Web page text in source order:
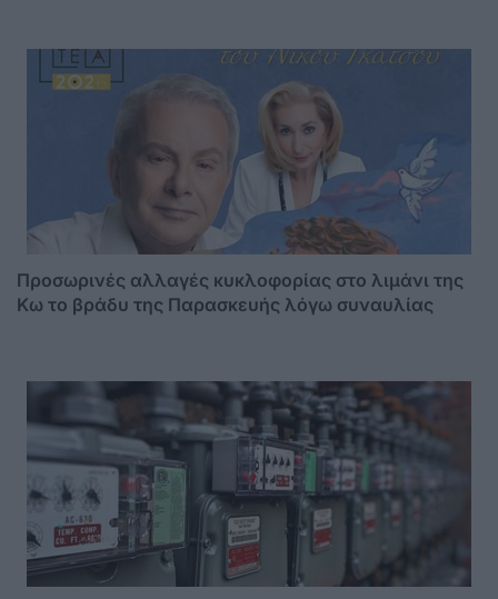
Προσωρινές αλλαγές κυκλοφορίας στο λιμάνι της
Κω το βράδυ της Παρασκευής λόγω συναυλίας